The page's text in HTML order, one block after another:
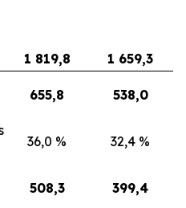
1 819,8
1 659,3
655,8 538,0
36,0 % 32,4 %
508,3 399,4